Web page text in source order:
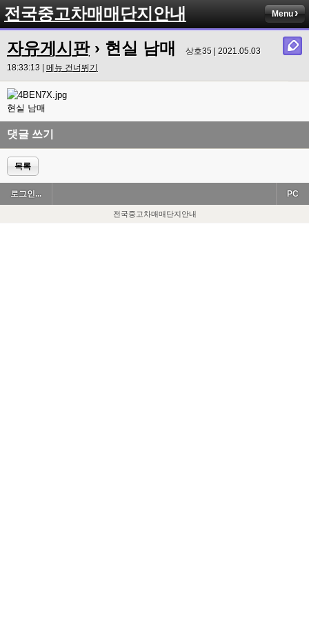
전국중고차매매단지안내 Menu
자유게시판› 현실 남매
상호35 | 2021.05.03
18:33:13 | 메뉴 건너뛰기
현실 남매
댓글 쓰기
목록
로그인... PC
전국중고차매매단지안내